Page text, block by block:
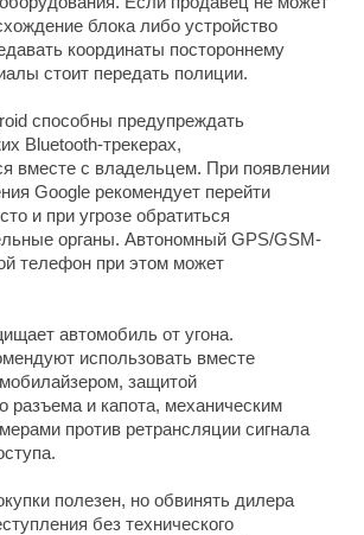
блока либо устройство
координаты постороннему
стоит передать полиции.
способны предупреждать
Bluetooth-трекерах,
вместе с владельцем. При появлении
Google рекомендует перейти
и при угрозе обратиться
органы. Автономный GPS/GSM-
телефон при этом может
автомобиль от угона.
использовать вместе
защитой
разъема и капота, механическим
против ретрансляции сигнала
полезен, но обвинять дилера
без технического